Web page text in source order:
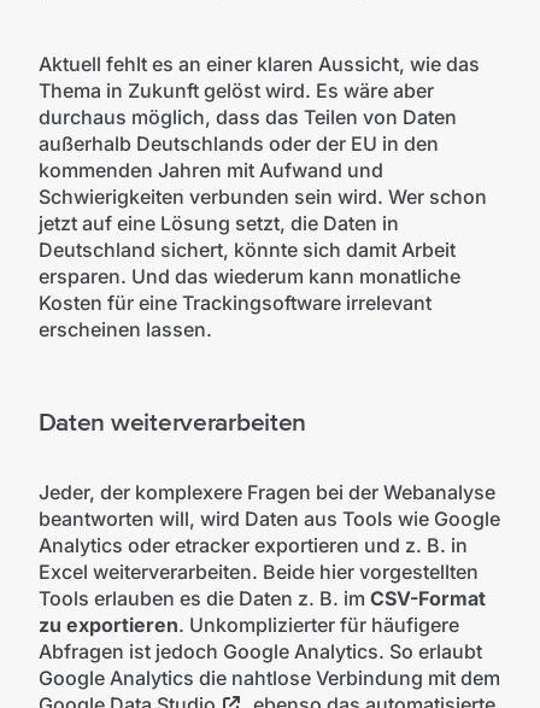
Aktuell fehlt es an einer klaren Aussicht, wie das
Thema in Zukunft gelöst wird. Es wäre aber
durchaus möglich, dass das Teilen von Daten
außerhalb Deutschlands oder der EU in den
kommenden Jahren mit Aufwand und
Schwierigkeiten verbunden sein wird. Wer schon
jetzt auf eine Lösung setzt, die Daten in
Deutschland sichert, könnte sich damit Arbeit
ersparen. Und das wiederum kann monatliche
Kosten für eine Trackingsoftware irrelevant
erscheinen lassen.
Daten weiterverarbeiten
Jeder, der komplexere Fragen bei der Webanalyse
beantworten will, wird Daten aus Tools wie Google
Analytics oder etracker exportieren und z. B. in
Excel weiterverarbeiten. Beide hier vorgestellten
Tools erlauben es die Daten z. B. im CSV-Format
zu exportieren. Unkomplizierter für häufigere
Abfragen ist jedoch Google Analytics. So erlaubt
Google Analytics die nahtlose Verbindung mit dem